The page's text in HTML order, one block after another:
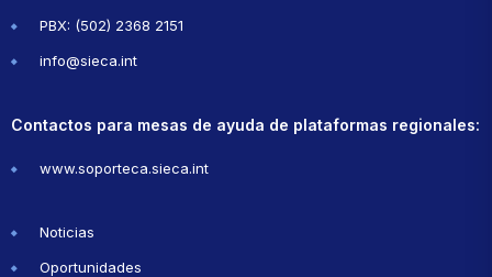
PBX: (502) 2368 2151
info@sieca.int
Contactos para mesas de ayuda de plataformas regionales:
www.soporteca.sieca.int
Noticias
Oportunidades